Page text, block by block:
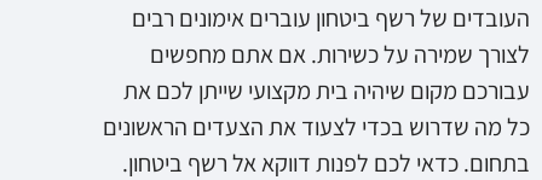
העובדים של רשף ביטחון עוברים אימונים רבים
לצורך שמירה על כשירות. אם אתם מחפשים
עבורכם מקום שיהיה בית מקצועי שייתן לכם את
כל מה שדרוש בכדי לצעוד את הצעדים הראשונים
בתחום. כדאי לכם לפנות דווקא אל רשף ביטחון.